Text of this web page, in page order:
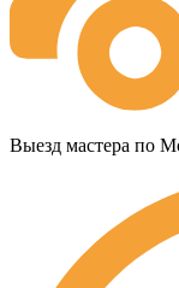
Выезд мастера по